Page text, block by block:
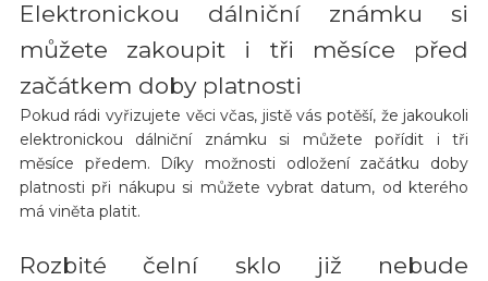
Elektronickou dálniční známku si
můžete zakoupit i tři měsíce před
začátkem doby platnosti
Pokud rádi vyřizujete věci včas, jistě vás potěší, že jakoukoli
elektronickou dálniční známku si můžete pořídit i tři
měsíce předem. Díky možnosti odložení začátku doby
platnosti při nákupu si můžete vybrat datum, od kterého
má viněta platit.
Rozbité čelní sklo již nebude